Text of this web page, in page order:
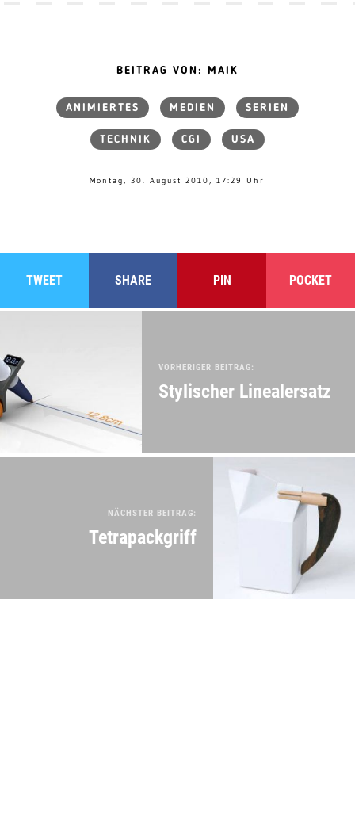
BEITRAG VON: MAIK
ANIMIERTES MEDIEN SERIEN
TECHNIK CGI USA
Montag, 30. August 2010, 17:29 Uhr
TWEET SHARE PIN POCKET
VORHERIGER BEITRAG:
Stylischer Linealersatz
NÄCHSTER BEITRAG:
Tetrapackgriff